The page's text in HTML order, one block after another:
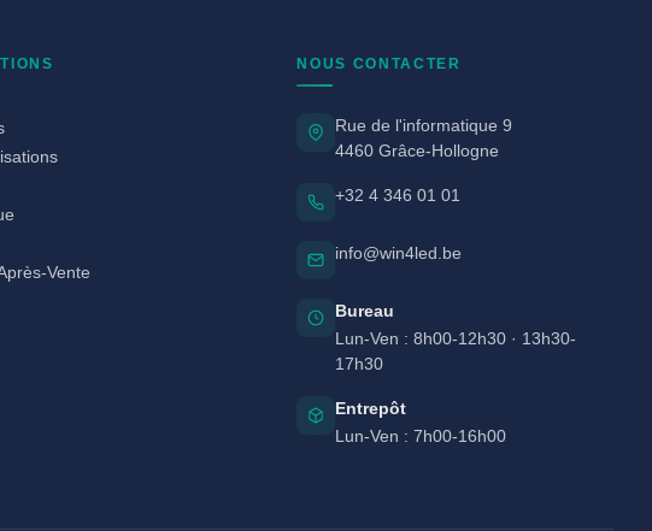
Vente
NOUS CONTACTER
Rue de l'informatique 9
4460 Grâce-Hollogne
+32 4 346 01 01
info@win4led.be
Bureau
Lun-Ven : 8h00-12h30 · 13h30-
17h30
Entrepôt
Lun-Ven : 7h00-16h00